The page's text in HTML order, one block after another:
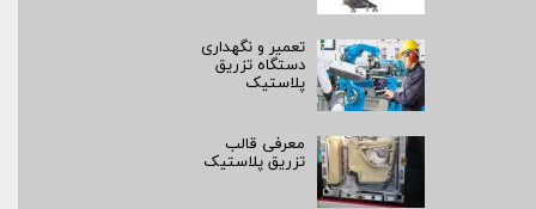
تعمیر و نگهداری
دستگاه تزریق
پلاستیک
معرفی قالب
تزریق پلاستیک